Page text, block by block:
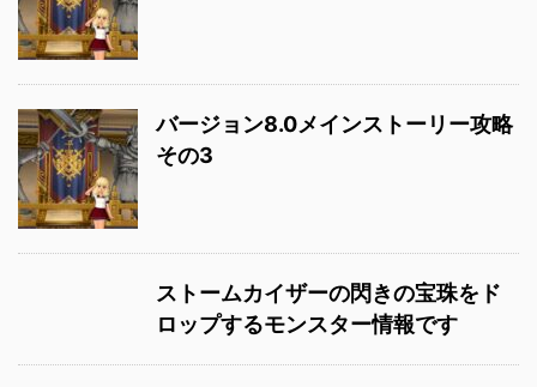
バージョン8.0メインストーリー攻略
その3
ストームカイザーの閃きの宝珠をド
ロップするモンスター情報です